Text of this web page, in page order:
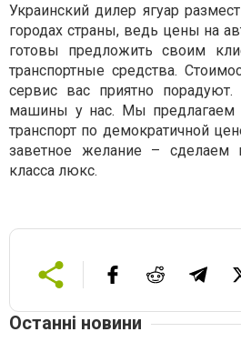
Украинский дилер ягуар
городах страны, ведь цены на
готовы предложить своим
транспортные средства.
сервис вас приятно порадуют.
машины у нас. Мы предлагаем
транспорт по демократичной
заветное желание – сделаем
класса люкс.
Останні новини